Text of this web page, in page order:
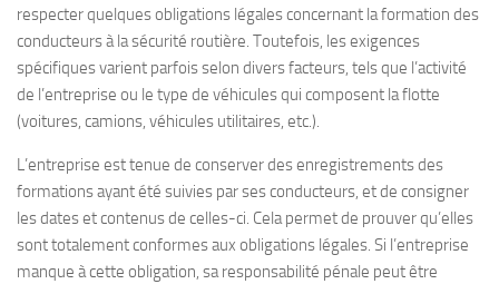
respecter quelques obligations légales concernant la formation des
conducteurs à la sécurité routière. Toutefois, les exigences
spécifiques varient parfois selon divers facteurs, tels que l’activité
de l’entreprise ou le type de véhicules qui composent la flotte
(voitures, camions, véhicules utilitaires, etc.).
L’entreprise est tenue de conserver des enregistrements des
formations ayant été suivies par ses conducteurs, et de consigner
les dates et contenus de celles-ci. Cela permet de prouver qu’elles
sont totalement conformes aux obligations légales. Si l’entreprise
manque à cette obligation, sa responsabilité pénale peut être